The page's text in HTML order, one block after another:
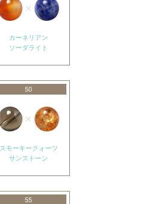
カーネリアン
ソーダライト
50
スモーキークォーツ
サンストーン
55